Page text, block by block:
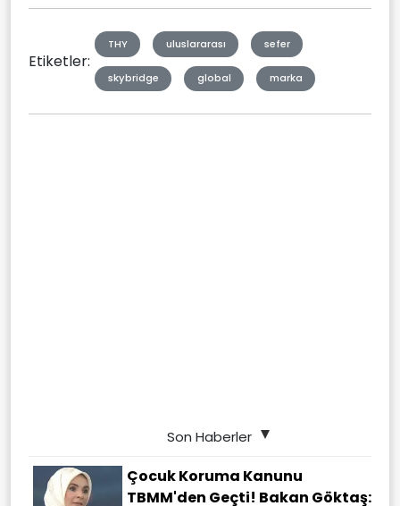
Etiketler:
THY uluslararası sefer
skybridge global marka
Son Haberler
Çocuk Koruma Kanunu
TBMM'den Geçti! Bakan Göktaş: